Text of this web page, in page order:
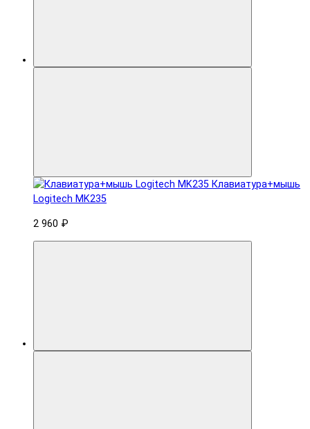
Клавиатура+мышь
Logitech MK235
2 960 ₽